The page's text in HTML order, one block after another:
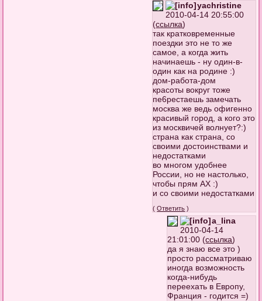
yachristine
2010-04-14 20:55:00
(ссылка)
так кратковременные
поездки это не то же
самое, а когда жить
начинаешь - ну один-в-
один как на родине :)
дом-работа-дом
красоты вокруг тоже
пе6рестаешь замечать
москва же ведь офигенно
красивый город, а кого это
из москвичей волнует?:)
страна как страна, со
своими достоинствами и
недостатками
во многом удобнее
России, но не настолько,
чтобы прям АХ :)
и со своими недостатками
(Ответить )
a_lina
2010-04-14
21:01:00 (ссылка)
да я знаю все это )
просто рассматриваю
иногда возможность
когда-нибудь
переехать в Европу,
Франция - годится =)